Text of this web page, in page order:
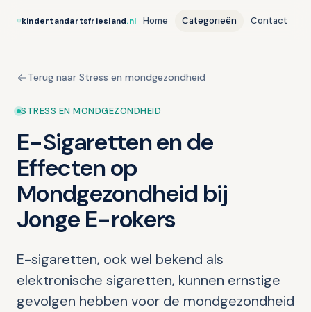
kindertandartsfriesland.nl Home Categorieën Contact
Terug naar Stress en mondgezondheid
STRESS EN MONDGEZONDHEID
E-Sigaretten en de
Effecten op
Mondgezondheid bij
Jonge E-rokers
E-sigaretten, ook wel bekend als
elektronische sigaretten, kunnen ernstige
gevolgen hebben voor de mondgezondheid